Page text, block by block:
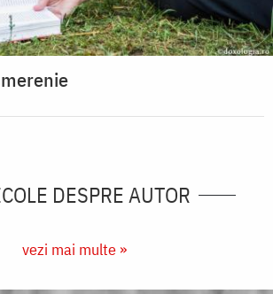
DESPRE AUTOR
vezi mai multe »